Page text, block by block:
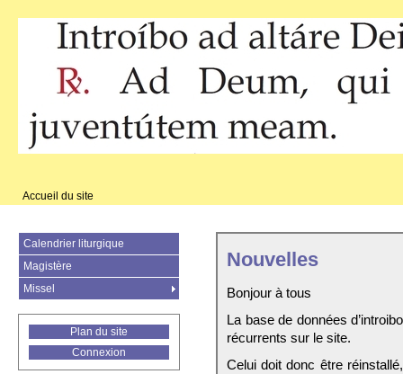
Accueil du site
Nouvelles
Bonjour à tous
La base de données
récurrents sur le site.
Celui doit donc être
Calendrier liturgique
Magistère
Missel
Plan du site
Connexion